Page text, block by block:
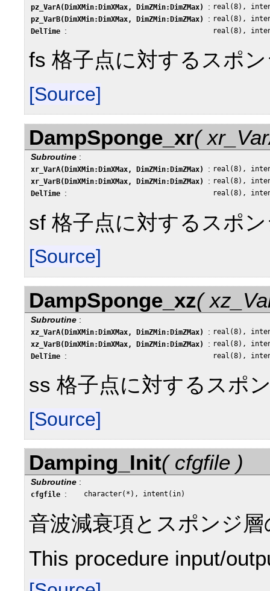
pz_VarA(DimXMin:DimXMax, DimZMin:DimZMax) : real(8),
pz_VarB(DimXMin:DimXMax, DimZMin:DimZMax) : real(8),
DelTime : real(8),
fs 格子点に対するスポ
[Source]
DampSponge_xr(
Subroutine :
xr_VarA(DimXMin:DimXMax, DimZMin:DimZMax) : real(8),
xr_VarB(DimXMin:DimXMax, DimZMin:DimZMax) : real(8),
DelTime : real(8),
sf 格子点に対するスポ
[Source]
DampSponge_xz(
Subroutine :
xz_VarA(DimXMin:DimXMax, DimZMin:DimZMax) : real(8),
xz_VarB(DimXMin:DimXMax, DimZMin:DimZMax) : real(8),
DelTime : real(8),
ss 格子点に対するスポ
[Source]
Damping_Init( cfgfile )
Subroutine :
cfgfile : character(*), intent(in)
音波減衰項とスポンジ
This procedure input/